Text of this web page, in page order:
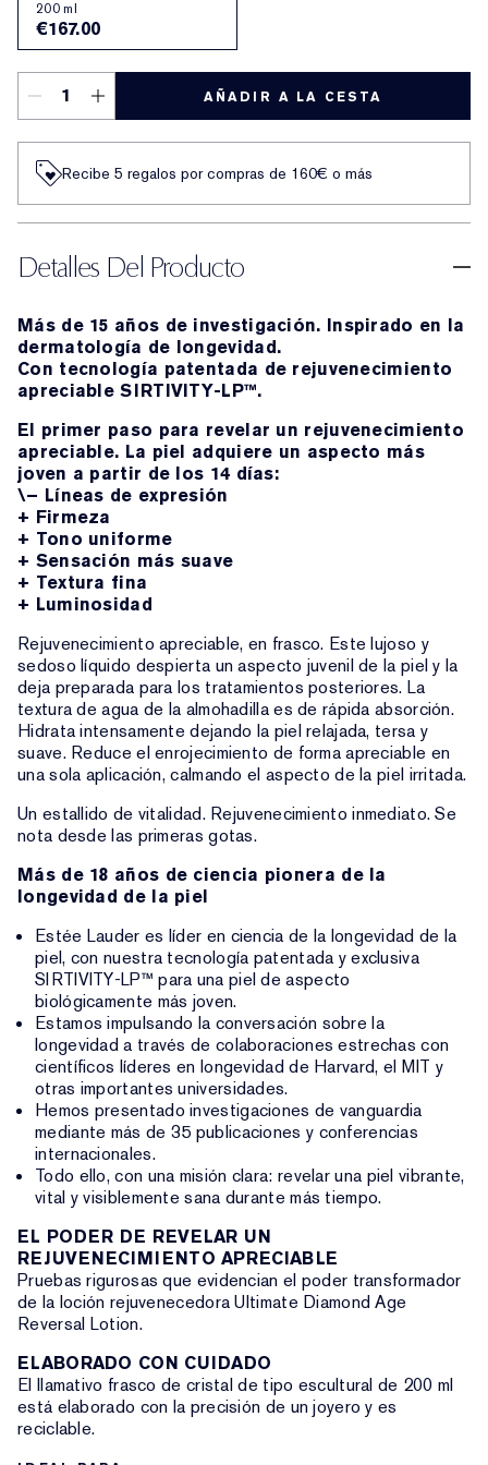
200 ml
€167.00
AÑADIR A LA CESTA
Recibe 5 regalos por compras de 160€ o más
Detalles Del Producto
Más de 15 años de investigación. Inspirado en la
dermatología de longevidad.
Con tecnología patentada de rejuvenecimiento
apreciable SIRTIVITY-LP™.
El primer paso para revelar un rejuvenecimiento
apreciable. La piel adquiere un aspecto más
joven a partir de los 14 días:
\– Líneas de expresión
+ Firmeza
+ Tono uniforme
+ Sensación más suave
+ Textura fina
+ Luminosidad
Rejuvenecimiento apreciable, en frasco. Este lujoso y
sedoso líquido despierta un aspecto juvenil de la piel y la
deja preparada para los tratamientos posteriores. La
textura de agua de la almohadilla es de rápida absorción.
Hidrata intensamente dejando la piel relajada, tersa y
suave. Reduce el enrojecimiento de forma apreciable en
una sola aplicación, calmando el aspecto de la piel irritada.
Un estallido de vitalidad. Rejuvenecimiento inmediato. Se
nota desde las primeras gotas.
Más de 18 años de ciencia pionera de la
longevidad de la piel
Estée Lauder es líder en ciencia de la longevidad de la
piel, con nuestra tecnología patentada y exclusiva
SIRTIVITY-LP™ para una piel de aspecto
biológicamente más joven.
Estamos impulsando la conversación sobre la
longevidad a través de colaboraciones estrechas con
científicos líderes en longevidad de Harvard, el MIT y
otras importantes universidades.
Hemos presentado investigaciones de vanguardia
mediante más de 35 publicaciones y conferencias
internacionales.
Todo ello, con una misión clara: revelar una piel vibrante,
vital y visiblemente sana durante más tiempo.
EL PODER DE REVELAR UN
REJUVENECIMIENTO APRECIABLE
Pruebas rigurosas que evidencian el poder transformador
de la loción rejuvenecedora Ultimate Diamond Age
Reversal Lotion.
ELABORADO CON CUIDADO
El llamativo frasco de cristal de tipo escultural de 200 ml
está elaborado con la precisión de un joyero y es
reciclable.